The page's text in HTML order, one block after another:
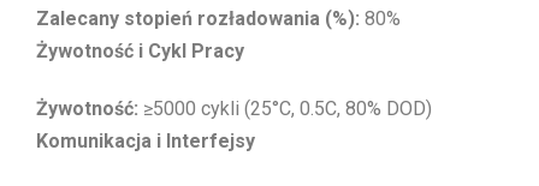
Zalecany stopień rozładowania (%): 80%
Żywotność i Cykl Pracy
Żywotność: ≥5000 cykli (25°C, 0.5C, 80% DOD)
Komunikacja i Interfejsy